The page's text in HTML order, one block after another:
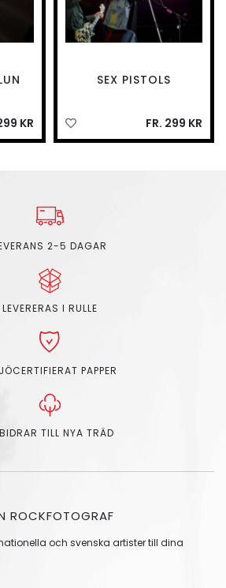
KR
SEX PISTOLS
FR. 299 KR
2-5 DAGAR
LEVERERAS I RULLE
PAPPER
TILL NYA TRÄD
ROCKFOTOGRAF
och svenska artister till dina